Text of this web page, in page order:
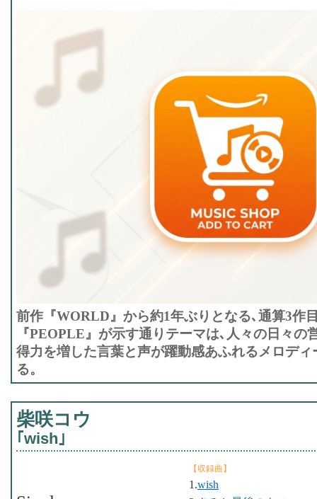
前作『WORLD』から約1年ぶりとなる､通算3作
『PEOPLE』が示す通りテーマは､人々の日々の
得力を増した言葉と声が躍動感あふれるメロデ
る。
柴咲コウ
｢wish｣
【収録曲】
1.wish